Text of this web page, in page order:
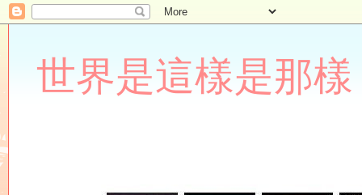
世界是這樣是那樣